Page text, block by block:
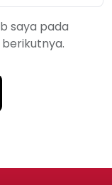
saya pada